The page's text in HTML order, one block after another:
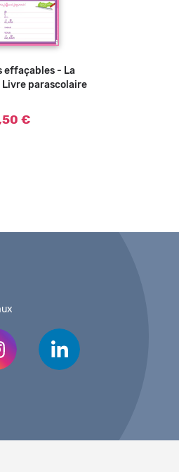
Ajouter au panier
effaçables - La
parascolaire
€